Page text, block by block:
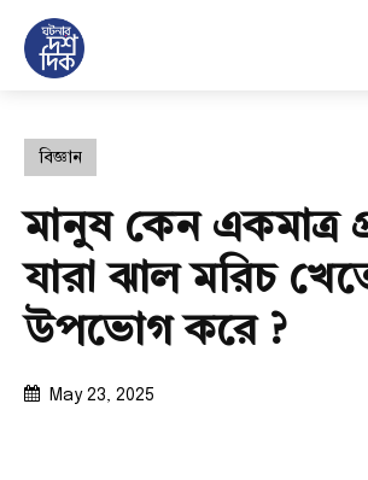
বিজ্ঞান
মানুষ কেন একমাত্র
যারা ঝাল মরিচ
উপভোগ করে ?
May 23, 2025